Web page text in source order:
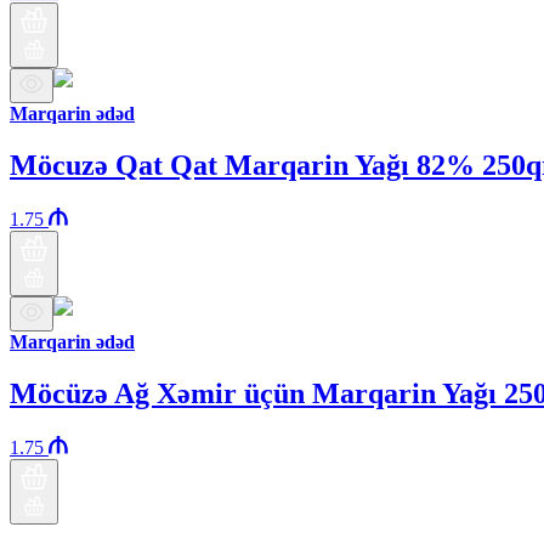
Marqarin ədəd
Möcuzə Qat Qat Marqarin Yağı 82%
1.75
Marqarin ədəd
Möcüzə Ağ Xəmir üçün Marqarin Yağı
1.75